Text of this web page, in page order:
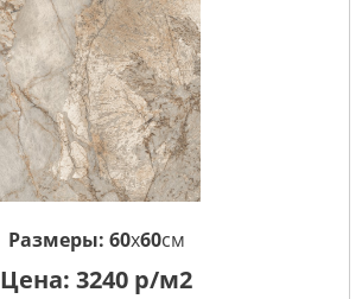
Размеры: 60x60см
Цена: 3240 р/м2